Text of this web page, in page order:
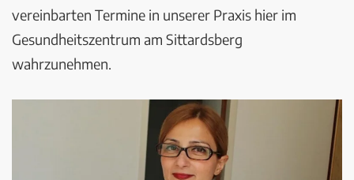
vereinbarten Termine in unserer Praxis hier im
Gesundheitszentrum am Sittardsberg
wahrzunehmen.